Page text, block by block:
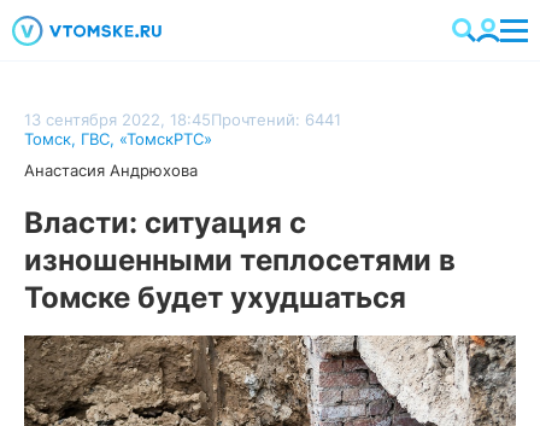
13 сентября 2022, 18:45Прочтений: 6441
Томск, ГВС, «ТомскРТС»
Анастасия Андрюхова
Власти: ситуация с
изношенными теплосетями в
Томске будет ухудшаться